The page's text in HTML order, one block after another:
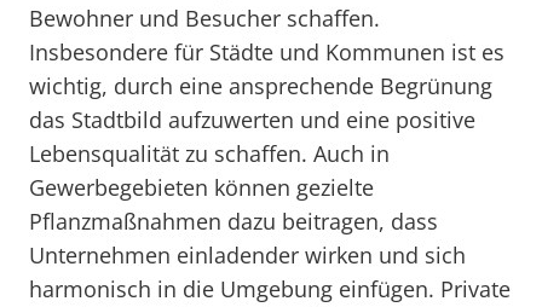
Bewohner und Besucher schaffen.
Insbesondere für Städte und Kommunen ist es
wichtig, durch eine ansprechende Begrünung
das Stadtbild aufzuwerten und eine positive
Lebensqualität zu schaffen. Auch in
Gewerbegebieten können gezielte
Pflanzmaßnahmen dazu beitragen, dass
Unternehmen einladender wirken und sich
harmonisch in die Umgebung einfügen. Private